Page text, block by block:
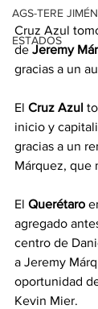
AGS-TERE
ESTADOS
Cruz Azul
de Jeremy
gracias a un
El Cruz Azul
inicio y
gracias a un
Márquez, que
El Querétaro
agregado
centro de
a Jeremy
oportunidad
Kevin Mier.